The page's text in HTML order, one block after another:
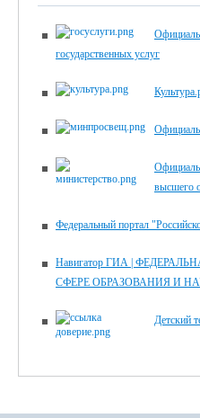
государственных услуг
высшего
Федеральный портал
Навигатор ГИА |
СФЕРЕ ОБРАЗОВАНИЯ И
Детский